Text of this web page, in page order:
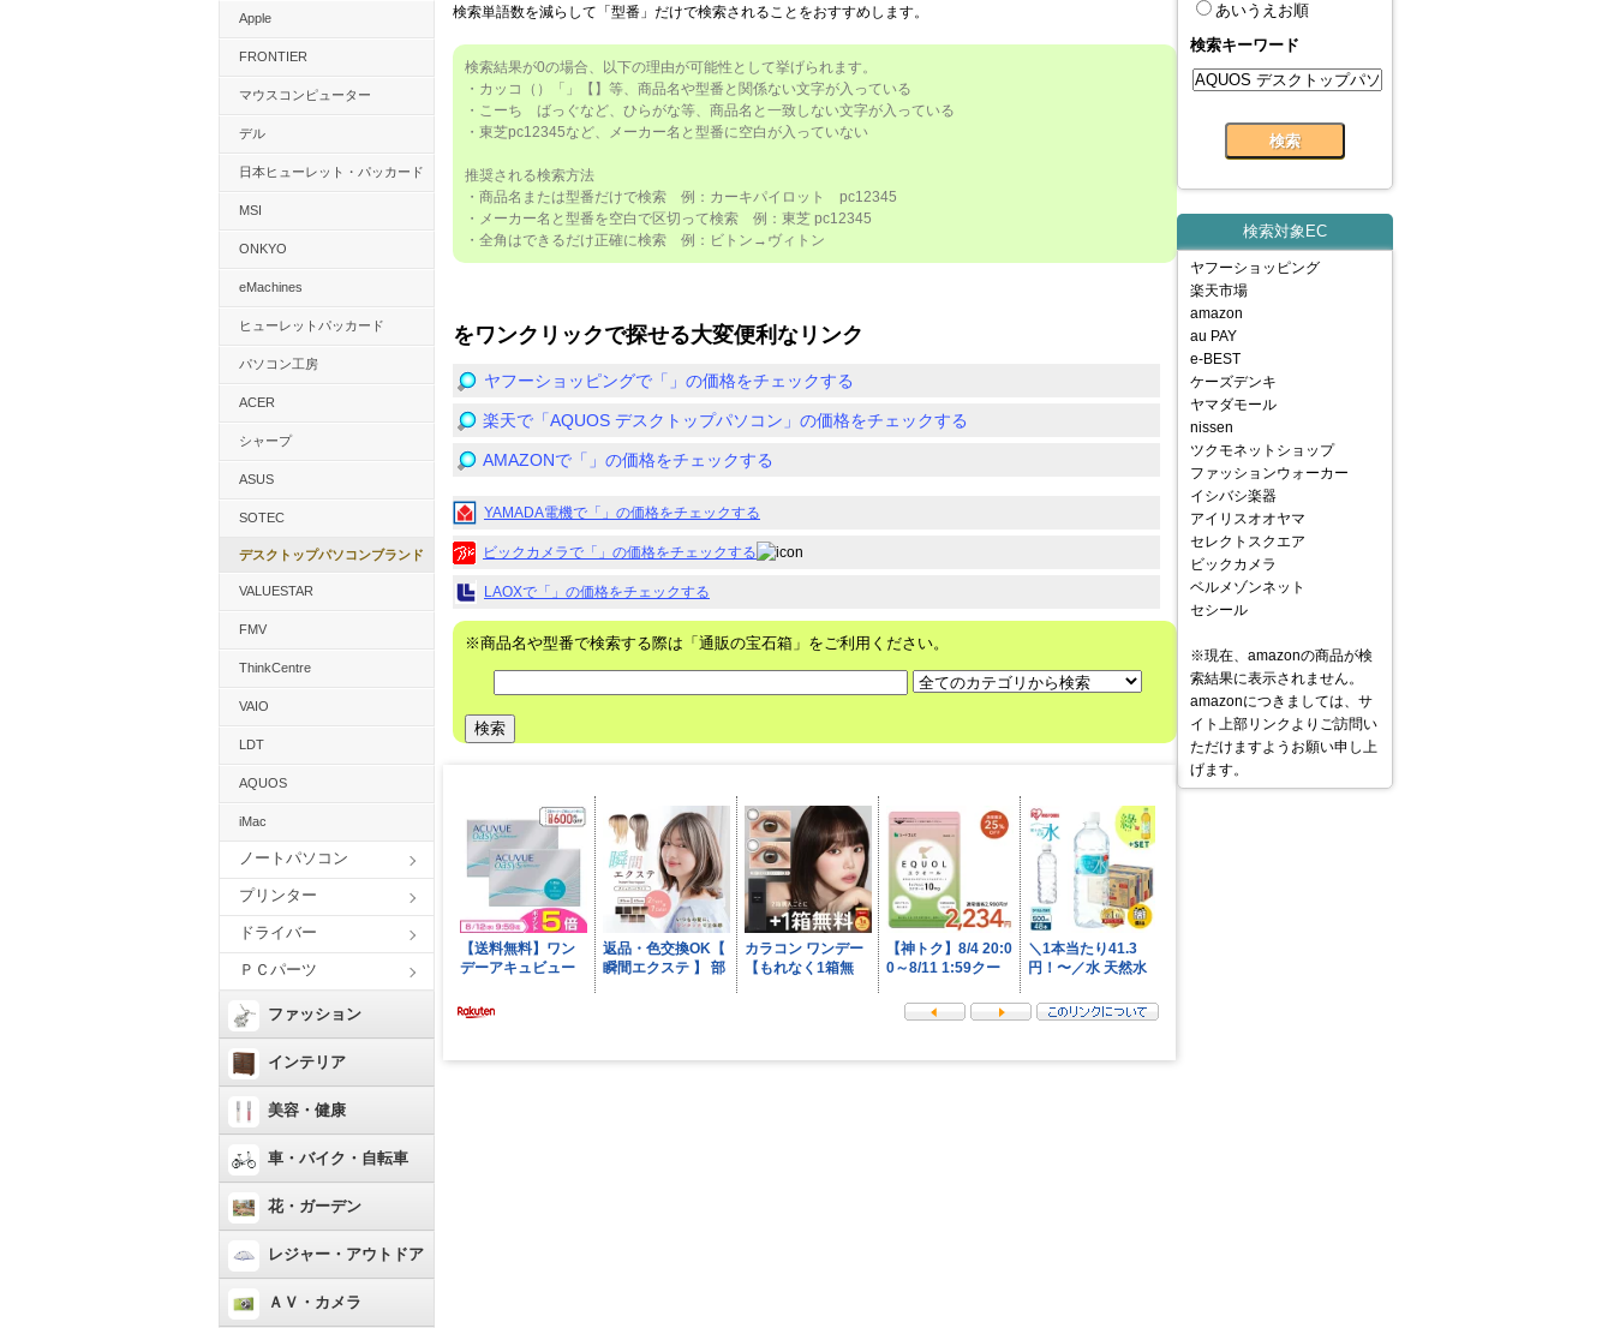
Apple
FRONTIER
マウスコンピューター
デル
日本ヒューレット・パッカード
MSI
ONKYO
eMachines
ヒューレットパッカード
パソコン工房
ACER
シャープ
ASUS
SOTEC
デスクトップパソコンブランド
VALUESTAR
FMV
ThinkCentre
VAIO
LDT
AQUOS
iMac
ノートパソコン
プリンター
ドライバー
ＰＣパーツ
ファッション
インテリア
美容・健康
車・バイク・自転車
花・ガーデン
レジャー・アウトドア
ＡＶ・カメラ
検索単語数を減らして「型番」だけで検索されることをおすすめします。
検索結果が0の場合、以下の理由が可能性として挙げられます。
・カッコ（）「」【】等、商品名や型番と関係ない文字が入っている
・こーち ばっぐなど、ひらがな等、商品名と一致しない文字が入っている
・東芝pc12345など、メーカー名と型番に空白が入っていない
推奨される検索方法
・商品名または型番だけで検索 例：カーキパイロット pc12345
・メーカー名と型番を空白で区切って検索 例：東芝 pc12345
・全角はできるだけ正確に検索 例：ビトン→ヴィトン
をワンクリックで探せる大変便利なリンク
ヤフーショッピングで「」の価格をチェックする
楽天で「AQUOS デスクトップパソコン」の価格をチェックする
AMAZONで「」の価格をチェックする
YAMADA電機で「」の価格をチェックする
ビックカメラで「」の価格をチェックする
LAOXで「」の価格をチェックする
※商品名や型番で検索する際は「通販の宝石箱」をご利用ください。
あいうえお順
検索キーワード
検索対象EC
ヤフーショッピング
楽天市場
amazon
au PAY
e-BEST
ケーズデンキ
ヤマダモール
nissen
ツクモネットショップ
ファッションウォーカー
イシバシ楽器
アイリスオオヤマ
セレクトスクエア
ビックカメラ
ベルメゾンネット
セシール
※現在、amazonの商品が検
索結果に表示されません。
amazonにつきましては、サ
イト上部リンクよりご訪問い
ただけますようお願い申し上
げます。